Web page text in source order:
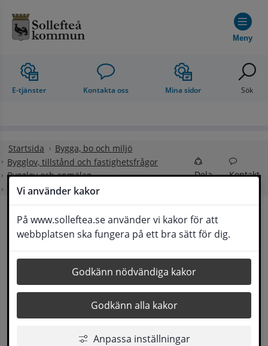
Vi använder kakor
På www.solleftea.se använder vi kakor för att
webbplatsen ska fungera på ett bra sätt för dig.
Godkänn nödvändiga kakor
Godkänn alla kakor
Anpassa inställningar
Meny
E-tjänster Kontakta oss Mina sidor Sök
Startsida
Bygga, bo och miljö
Bygglov, tillstånd och fastighetsfrågor
Bygglov och anmälan
Kontrollplan och kontrollansvarig
Dela Kontakt
Lyssna
Kontrollplan och
kontrollansvarig
Du som ska bygga, riva eller utföra markarbeten
behöver alltid ta fram en kontrollplan.
också att det ska finnas en eller flera
kontrollansvariga. Det finns dock undantag från när